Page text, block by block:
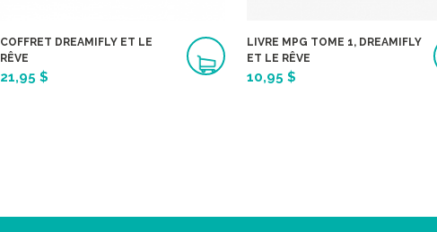
COFFRET DREAMIFLY ET LE
RÊVE
21,95 $
LIVRE MPG TOME 1, DREAMIFLY
ET LE RÊVE
10,95 $